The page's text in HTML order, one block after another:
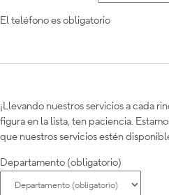
El teléfono es obligatorio
¡Llevando nuestros servicios a cada
figura en la lista, ten paciencia.
que nuestros servicios estén
Departamento (obligatorio)